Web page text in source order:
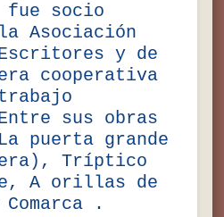
fue socio
Asociación
Escritores y de
cooperativa
trabajo
sus obras
puerta grande
Tríptico
A orillas de
.